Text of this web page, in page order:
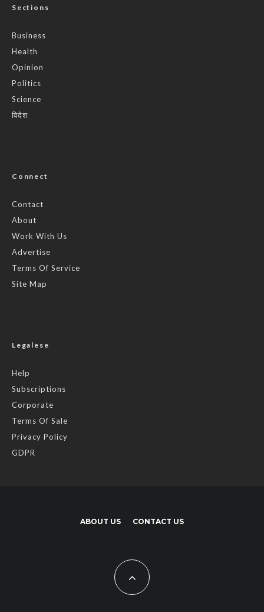
Sections
Business
Health
Opinion
Politics
Science
विदेश
Connect
Contact
About
Work With Us
Advertise
Terms Of Service
Site Map
Legalese
Help
Subscriptions
Corporate
Terms Of Sale
Privacy Policy
GDPR
ABOUT US CONTACT US